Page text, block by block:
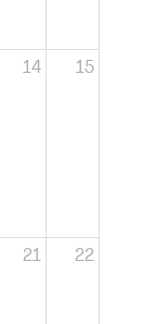
14 15
21 22